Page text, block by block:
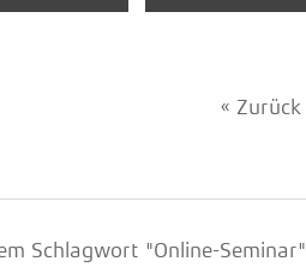
« Zurück
Schlagwort "Online-Seminar"